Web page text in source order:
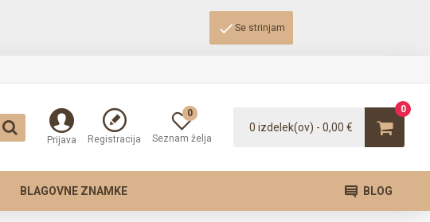
Se strinjam
Prijava Registracija Seznam želja
0
0 izdelek(ov) - 0,00 €
0
BLAGOVNE ZNAMKE BLOG